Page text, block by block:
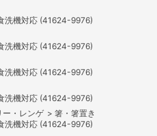
洗機対応 (41624-9976)
洗機対応 (41624-9976)
洗機対応 (41624-9976)
洗機対応 (41624-9976)
ー・レンゲ > 箸・箸置き
洗機対応 (41624-9976)